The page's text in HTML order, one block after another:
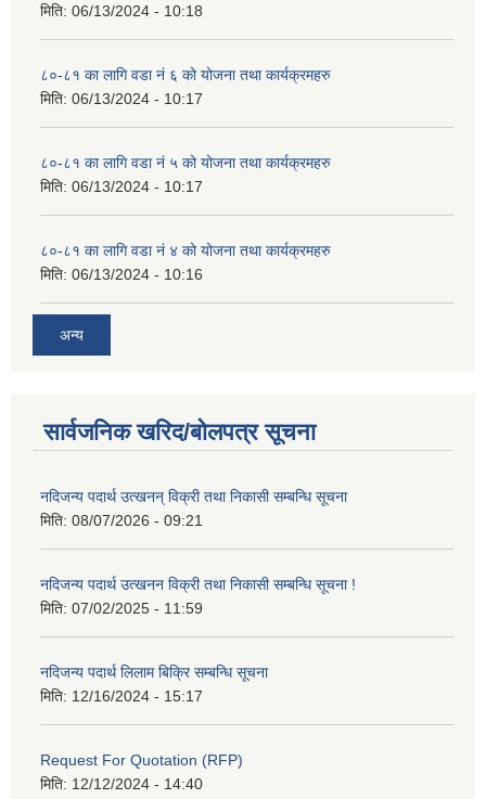
मिति: 06/13/2024 - 10:18
८०-८१ का लागि वडा नं ६ को योजना तथा कार्यक्रमहरु
मिति: 06/13/2024 - 10:17
८०-८१ का लागि वडा नं ५ को योजना तथा कार्यक्रमहरु
मिति: 06/13/2024 - 10:17
८०-८१ का लागि वडा नं ४ को योजना तथा कार्यक्रमहरु
मिति: 06/13/2024 - 10:16
अन्य
सार्वजनिक खरिद/बोलपत्र सूचना
नदिजन्य पदार्थ उत्खनन् विक्री तथा निकासी सम्बन्धि सूचना
मिति: 08/07/2026 - 09:21
नदिजन्य पदार्थ उत्खनन विक्री तथा निकासी सम्बन्धि सूचना !
मिति: 07/02/2025 - 11:59
नदिजन्य पदार्थ लिलाम बिक्रि सम्बन्धि सूचना
मिति: 12/16/2024 - 15:17
Request For Quotation (RFP)
मिति: 12/12/2024 - 14:40